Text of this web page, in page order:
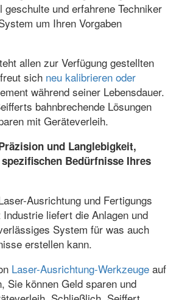
und erfahrene Techniker
um Ihren Vorgaben
allen zur Verfügung gestellten
sich neu kalibrieren oder
während seiner Lebensdauer.
bahnbrechende Lösungen
mit Geräteverleih.
und Langlebigkeit,
Bedürfnisse Ihres
Ausrichtung und Fertigungs
liefert die Anlagen und
System für was auch
erstellen kann.
Laser-Ausrichtung-Werkzeuge auf
Sie können Geld sparen und